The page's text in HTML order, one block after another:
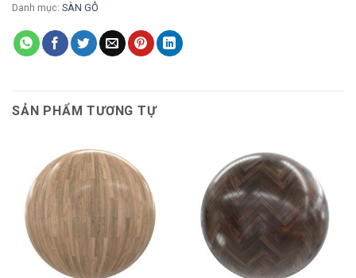
Danh mục: SÀN GỖ
SẢN PHẨM TƯƠNG TỰ